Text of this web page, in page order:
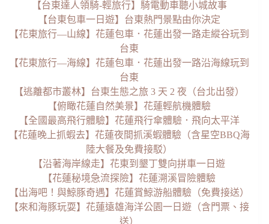
【台東達人領騎-輕旅行】騎電動車聽小城故事
【台東包車一日遊】台東熱門景點由你決定
【花東旅行—山線】花蓮包車．花蓮出發一路走縱谷玩到
台東
【花東旅行—海線】花蓮包車．花蓮出發一路沿海線玩到
台東
【逃離都市叢林】台東生態之旅 3 天 2 夜（台北出發）
【俯瞰花蓮自然美景】花蓮輕航機體驗
【全國最高飛行體驗】花蓮飛行傘體驗．飛向太平洋
【花蓮晚上抓蝦去】花蓮夜間抓溪蝦體驗（含星空BBQ海
陸大餐及免費接駁）
【沿著海岸線走】花東到墾丁雙向拼車一日遊
【花蓮秘境急流探險】花蓮溯溪冒險體驗
【出海吧！與鯨豚奇遇】花蓮賞鯨游船體驗（免費接送）
【來和海豚玩耍】花蓮遠雄海洋公園一日遊（含門票、接
送）